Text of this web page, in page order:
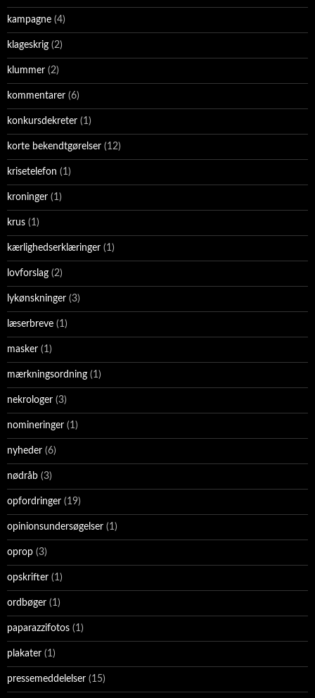
kampagne (4)
klageskrig (2)
klummer (2)
kommentarer (6)
konkursdekreter (1)
korte bekendtgørelser (12)
krisetelefon (1)
kroninger (1)
krus (1)
kærlighedserklæringer (1)
lovforslag (2)
lykønskninger (3)
læserbreve (1)
masker (1)
mærkningsordning (1)
nekrologer (3)
nomineringer (1)
nyheder (6)
nødråb (3)
opfordringer (19)
opinionsundersøgelser (1)
oprop (3)
opskrifter (1)
ordbøger (1)
paparazzifotos (1)
plakater (1)
pressemeddelelser (15)